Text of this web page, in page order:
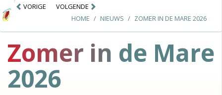
VORIGE
VOLGENDE
HOME
NIEUWS ZOMER IN DE MARE 2026
Zomer in de Mare
2026